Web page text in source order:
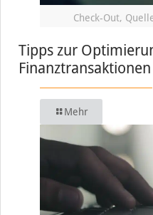
Check-Out,
Tipps zur
Mehr